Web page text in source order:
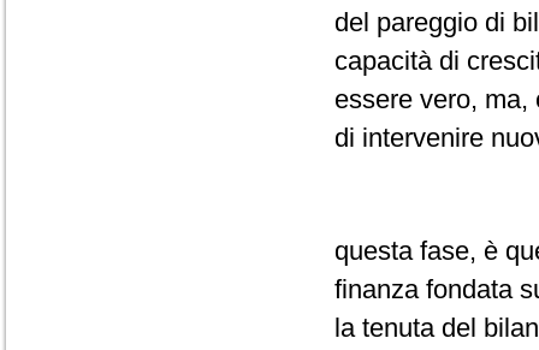
del pareggio di
capacità di
essere vero, ma,
di intervenire
questa fase, è
finanza fondata
la tenuta del